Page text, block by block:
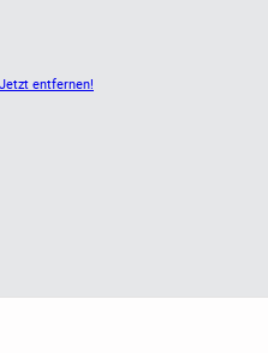
entfernen!